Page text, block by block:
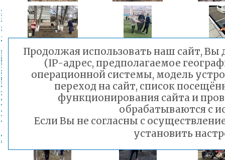
Продолжая использовать наш сайт, Вы
(IP-адрес, предполагаемое
операционной системы, модель
переход на сайт, список
функционирования сайта и
обрабатываются с
Если Вы не согласны с
установить